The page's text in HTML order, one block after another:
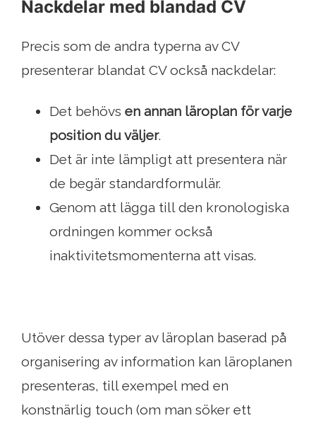
Nackdelar med blandad CV
Precis som de andra typerna av CV
presenterar blandat CV också nackdelar:
Det behövs en annan läroplan för varje
position du väljer.
Det är inte lämpligt att presentera när
de begär standardformulär.
Genom att lägga till den kronologiska
ordningen kommer också
inaktivitetsmomenterna att visas.
Utöver dessa typer av läroplan baserad på
organisering av information kan läroplanen
presenteras, till exempel med en
konstnärlig touch (om man söker ett